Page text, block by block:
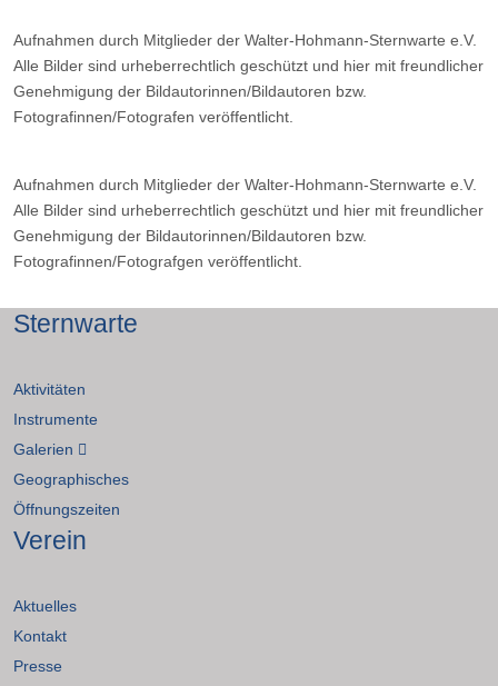
Aufnahmen durch Mitglieder der Walter-Hohmann-Sternwarte e.V.
Alle Bilder sind urheberrechtlich geschützt und hier mit freundlicher
Genehmigung der Bildautorinnen/Bildautoren bzw.
Fotografinnen/Fotografen veröffentlicht.
Aufnahmen durch Mitglieder der Walter-Hohmann-Sternwarte e.V.
Alle Bilder sind urheberrechtlich geschützt und hier mit freundlicher
Genehmigung der Bildautorinnen/Bildautoren bzw.
Fotografinnen/Fotografgen veröffentlicht.
Sternwarte
Aktivitäten
Instrumente
Galerien
Geographisches
Öffnungszeiten
Verein
Aktuelles
Kontakt
Presse